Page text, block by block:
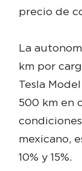
precio de
La
km por
Tesla
500 km en
mexicano,
10% y 15%.